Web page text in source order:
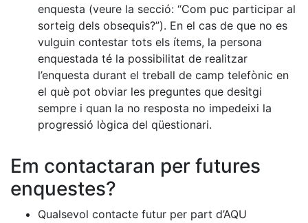
enquesta (veure la secció: “Com puc participar al
sorteig dels obsequis?”). En el cas de que no es
vulguin contestar tots els ítems, la persona
enquestada té la possibilitat de realitzar
l’enquesta durant el treball de camp telefònic en
el què pot obviar les preguntes que desitgi
sempre i quan la no resposta no impedeixi la
progressió lògica del qüestionari.
Em contactaran per futures
enquestes?
Qualsevol contacte futur per part d’AQU